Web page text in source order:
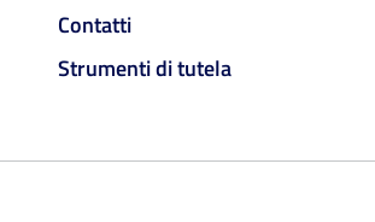
Contatti
Strumenti di tutela